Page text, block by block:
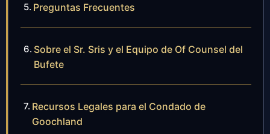
Preguntas Frecuentes
Sobre el Sr. Sris y el Equipo de Of Counsel del
Bufete
Recursos Legales para el Condado de
Goochland